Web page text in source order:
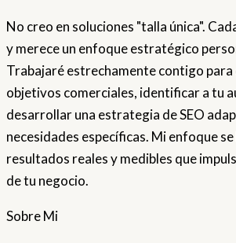
No creo en soluciones "talla única".
y merece un enfoque estratégico
Trabajaré estrechamente contigo
objetivos comerciales, identificar a tu
desarrollar una estrategia de SEO
necesidades específicas. Mi enfoque
resultados reales y medibles que
de tu negocio.
SobreMi